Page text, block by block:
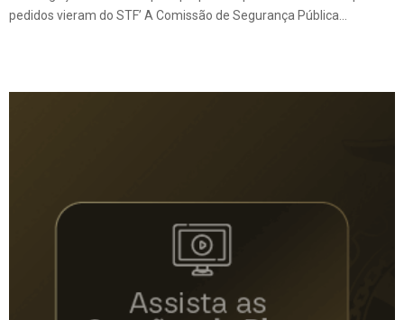
pedidos vieram do STF’ A Comissão de Segurança Pública...